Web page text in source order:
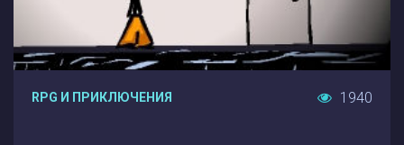
RPG И ПРИКЛЮЧЕНИЯ 1940